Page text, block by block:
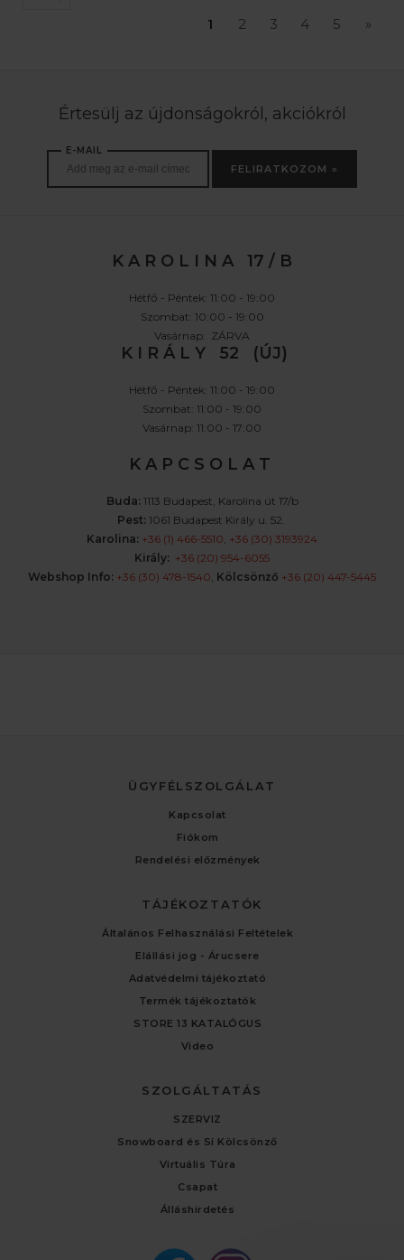
1 2 3 4 5 »
Értesülj az újdonságokról, akciókról
E-MAIL
FELIRATKOZOM »
K A R O L I N A 17 / B
Hétfő - Péntek: 11:00 - 19:00
Szombat: 10:00 - 19:00
Vasárnap: ZÁRVA
K I R Á L Y 52 (ÚJ)
Hétfő - Péntek: 11:00 - 19:00
Szombat: 11:00 - 19:00
Vasárnap: 11:00 - 17:00
K A P C S O L A T
Buda: 1113 Budapest, Karolina út 17/b
Pest: 1061 Budapest Király u. 52.
Karolina: +36 (1) 466-5510 +36 (30) 3193924
Király: +36 (20) 954-6055
Webshop Info: +36 (30) 478-1540 Kölcsönző +36 (20) 447-5445
ÜGYFÉLSZOLGÁLAT
Kapcsolat
Fiókom
Rendelési előzmények
TÁJÉKOZTATÓK
Általános Felhasználási Feltételek
Elállási jog - Árucsere
Adatvédelmi tájékoztató
Termék tájékoztatók
STORE 13 KATALÓGUS
Video
SZOLGÁLTATÁS
SZERVIZ
Snowboard és Sí Kölcsönző
Virtuális Túra
Csapat
Álláshirdetés